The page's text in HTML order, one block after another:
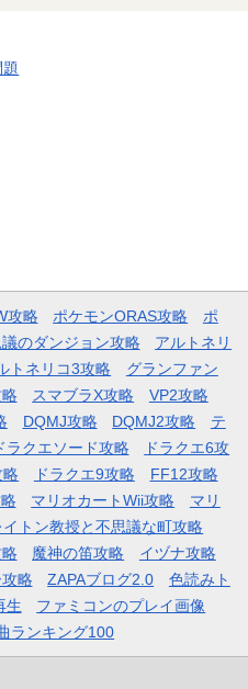
攻略 ポケモンORAS攻略
ポ
のダンジョン攻略
アルトネリ
トネリコ3攻略
グランファン
スマブラX攻略
VP2攻略
DQMJ攻略 DQMJ2攻略
テ
ラクエソード攻略
ドラクエ6攻
略 ドラクエ9攻略
FF12攻略
マリオカートWii攻略
マリ
イトン教授と不思議な町攻略
魔神の笛攻略
イヅナ攻略
略 ZAPAブログ2.0
色読みト
生
ファミコンのプレイ画像
ランキング100